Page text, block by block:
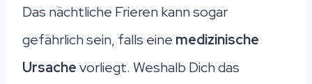
Das nächtliche Frieren kann sogar
gefährlich sein, falls eine medizinische
Ursachevorliegt. Weshalb Dich das